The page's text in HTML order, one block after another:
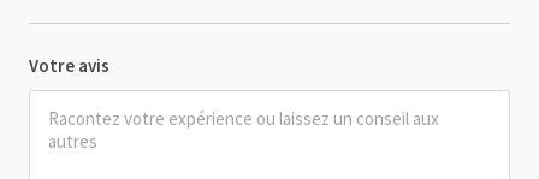
Votre avis